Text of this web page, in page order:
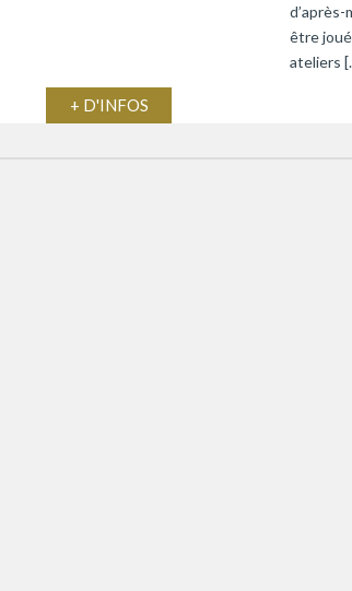
+ D'INFOS
être
ateliers